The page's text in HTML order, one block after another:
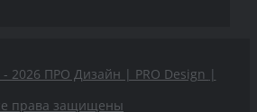
2026 ПРО Дизайн | PRO Design |
права защищены